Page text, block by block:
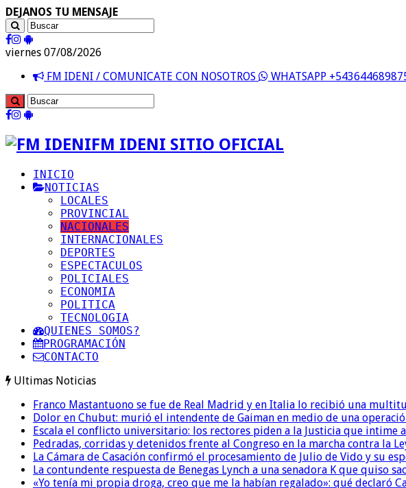
DEJANOS TU MENSAJE
viernes 07/08/2026
FM IDENI / COMUNICATE CON NOSOTROS
WHATSAPP
FM IDENI SITIO OFICIAL
INICIO
NOTICIAS
LOCALES
PROVINCIAL
NACIONALES
INTERNACIONALES
DEPORTES
ESPECTACULOS
POLICIALES
ECONOMIA
POLITICA
TECNOLOGIA
QUIENES SOMOS?
PROGRAMACIÓN
CONTACTO
Ultimas Noticias
Franco Mastantuono se fue de Real Madrid y en Italia lo recibió una
Dolor en Chubut: murió el intendente de Gaiman en medio de una
Escala el conflicto universitario: los rectores piden a la Justicia que intime
Pedradas, corridas y detenidos frente al Congreso en la marcha contra la
La Cámara de Casación confirmó el procesamiento de Julio de Vido y su
La contundente respuesta de Benegas Lynch a una senadora K que quiso
«Yo tenía mi propia droga, creo que me la habían regalado»: qué declaró